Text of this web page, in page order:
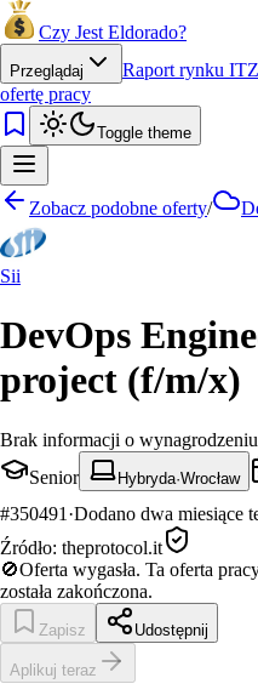
Czy Jest Eldorado?
Przeglądaj Raport rynku IT
ofertę pracy
Toggle theme
Zobacz podobne oferty/
Sii
DevOps
project (f/m/x)
Brak informacji o wynagrodzeniu
Senior
Hybryda·Wrocław
#350491 ·Dodano dwa miesiące
Źródło: theprotocol.it
🚫Oferta wygasła. Ta oferta
została zakończona.
Zapisz Udostępnij
Aplikuj teraz